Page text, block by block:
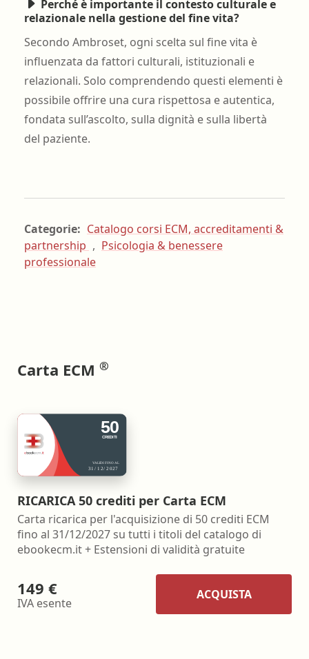
Perché è importante il contesto culturale e
relazionale nella gestione del fine vita?
Secondo Ambroset, ogni scelta sul fine vita è
influenzata da fattori culturali, istituzionali e
relazionali. Solo comprendendo questi elementi è
possibile offrire una cura rispettosa e autentica,
fondata sull’ascolto, sulla dignità e sulla libertà
del paziente.
Categorie: Catalogo corsi ECM, accreditamenti &
partnership , Psicologia & benessere
professionale
Carta ECM ®
RICARICA 50 crediti per Carta ECM
Carta ricarica per l'acquisizione di 50 crediti ECM
fino al 31/12/2027 su tutti i titoli del catalogo di
ebookecm.it + Estensioni di validità gratuite
149 €
IVA esente
ACQUISTA